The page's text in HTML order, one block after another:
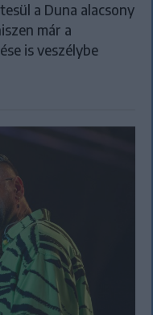
a Duna alacsony
már a
is veszélybe